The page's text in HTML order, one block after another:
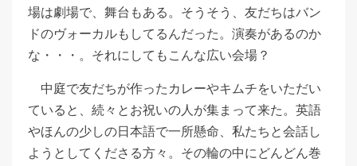
場は劇場で、舞台もある。そうそう、友だちはバン
ドのヴォーカルもしてるんだった。演奏があるのか
な・・・。それにしてもこんな広い会場？
中庭で友だちが作ったカレーやキムチをいただい
ていると、続々とお祝いの人が集まって来た。英語
やほんの少しの日本語で一所懸命、私たちと会話し
ようとしてくださる方々。その輪の中にどんどん巻